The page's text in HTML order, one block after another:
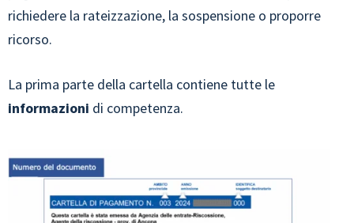
richiedere la rateizzazione, la sospensione o proporre
ricorso.
La prima parte della cartella contiene tutte le
informazioni di competenza.